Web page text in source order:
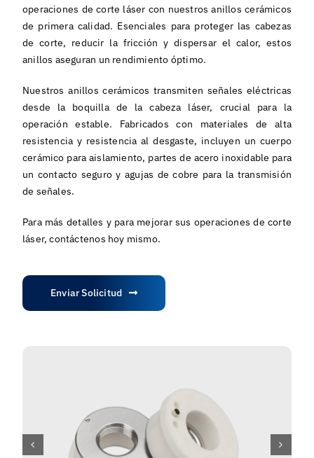
operaciones de corte láser con nuestros anillos cerámicos
de primera calidad. Esenciales para proteger las cabezas
de corte, reducir la fricción y dispersar el calor, estos
anillos aseguran un rendimiento óptimo.
Nuestros anillos cerámicos transmiten señales eléctricas
desde la boquilla de la cabeza láser, crucial para la
operación estable. Fabricados con materiales de alta
resistencia y resistencia al desgaste, incluyen un cuerpo
cerámico para aislamiento, partes de acero inoxidable para
un contacto seguro y agujas de cobre para la transmisión
de señales.
Para más detalles y para mejorar sus operaciones de corte
láser, contáctenos hoy mismo.
Enviar Solicitud